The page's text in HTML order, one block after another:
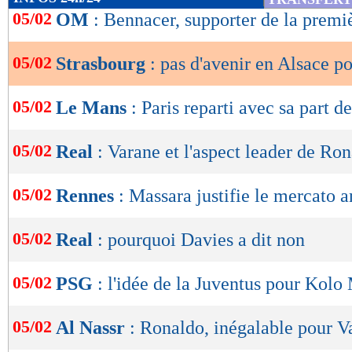
de
OK
05/02 OM : Bennacer, supporter de la
05/02 Strasbourg : pas d'avenir en Alsace
05/02 Le Mans : Paris reparti avec sa part
05/02 Real : Varane et l'aspect leader de
05/02 Rennes : Massara justifie le mercato
05/02 Real : pourquoi Davies a dit non
05/02 PSG : l'idée de la Juventus pour Kolo
05/02 Al Nassr : Ronaldo, inégalable pour